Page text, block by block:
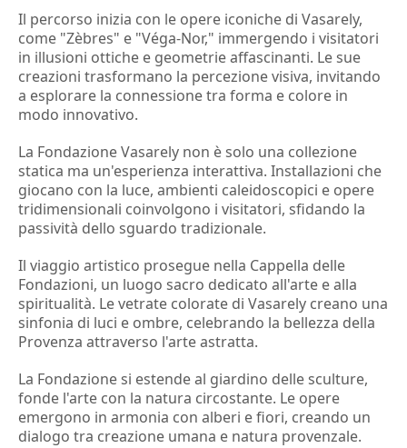
Il percorso inizia con le opere iconiche di Vasarely,
come "Zèbres" e "Véga-Nor," immergendo i visitatori
in illusioni ottiche e geometrie affascinanti. Le sue
creazioni trasformano la percezione visiva, invitando
a esplorare la connessione tra forma e colore in
modo innovativo.
La Fondazione Vasarely non è solo una collezione
statica ma un'esperienza interattiva. Installazioni che
giocano con la luce, ambienti caleidoscopici e opere
tridimensionali coinvolgono i visitatori, sfidando la
passività dello sguardo tradizionale.
Il viaggio artistico prosegue nella Cappella delle
Fondazioni, un luogo sacro dedicato all'arte e alla
spiritualità. Le vetrate colorate di Vasarely creano una
sinfonia di luci e ombre, celebrando la bellezza della
Provenza attraverso l'arte astratta.
La Fondazione si estende al giardino delle sculture,
fonde l'arte con la natura circostante. Le opere
emergono in armonia con alberi e fiori, creando un
dialogo tra creazione umana e natura provenzale.